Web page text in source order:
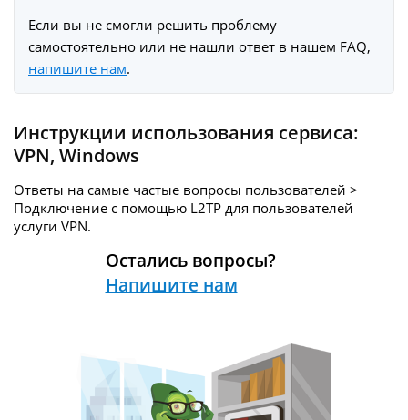
Если вы не смогли решить проблему
самостоятельно или не нашли ответ в нашем FAQ,
напишите нам.
Инструкции использования сервиса:
VPN, Windows
Ответы на самые частые вопросы пользователей >
Подключение с помощью L2TP для пользователей
услуги VPN.
Остались вопросы?
Напишите нам